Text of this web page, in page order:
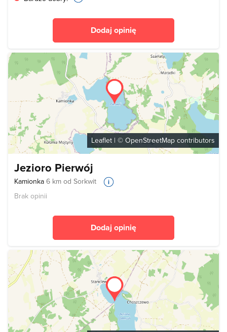
Dodaj opinię
Leaflet | © OpenStreetMap contributors
Jezioro Pierwój
Kamionka 6 km od Sorkwit
Brak opinii
Dodaj opinię